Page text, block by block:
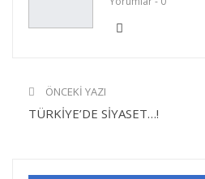
ÖNCEKI YAZI
TÜRKİYE’DE SİYASET…!